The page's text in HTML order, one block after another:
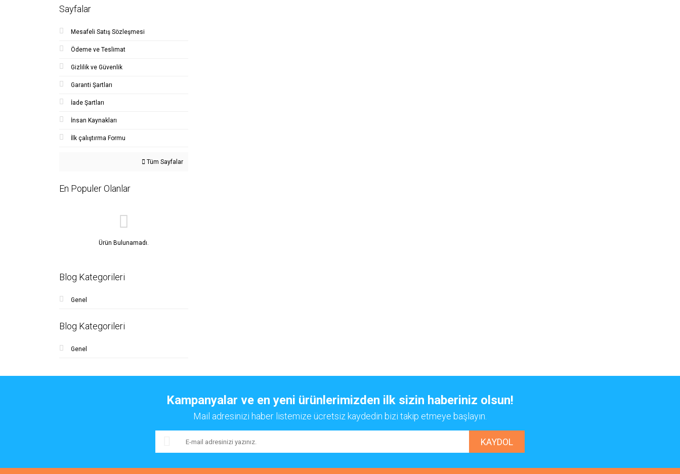
Sayfalar
Mesafeli Satış Sözleşmesi
Ödeme ve Teslimat
Gizlilik ve Güvenlik
Garanti Şartları
İade Şartları
İnsan Kaynakları
İlk çalıştırma Formu
Tüm Sayfalar
En Populer Olanlar
Ürün Bulunamadı.
Blog Kategorileri
Genel
Blog Kategorileri
Genel
Kampanyalar ve en yeni ürünlerimizden ilk sizin haberiniz olsun!
Mail adresinizi haber listemize ücretsiz kaydedin bizi takip etmeye başlayın.
KAYDOL